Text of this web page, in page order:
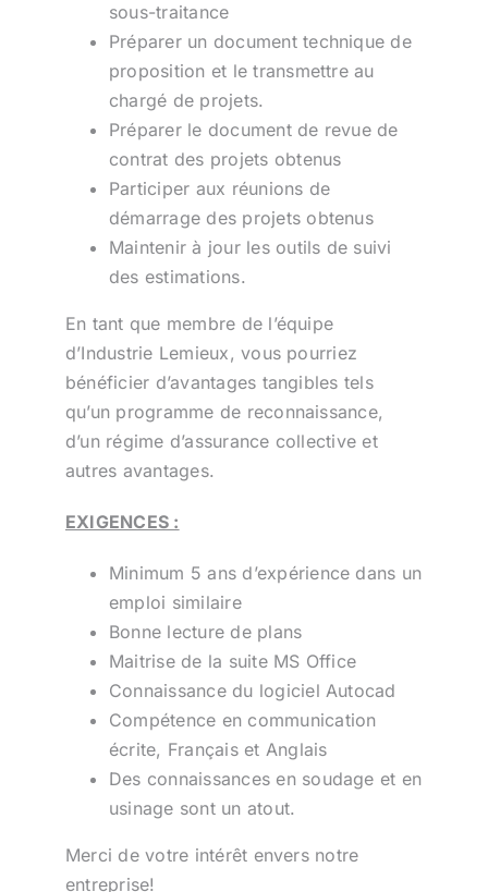
sous-traitance
Préparer un document technique de
proposition et le transmettre au
chargé de projets.
Préparer le document de revue de
contrat des projets obtenus
Participer aux réunions de
démarrage des projets obtenus
Maintenir à jour les outils de suivi
des estimations.
En tant que membre de l’équipe
d’Industrie Lemieux, vous pourriez
bénéficier d’avantages tangibles tels
qu’un programme de reconnaissance,
d’un régime d’assurance collective et
autres avantages.
EXIGENCES :
Minimum 5 ans d’expérience dans un
emploi similaire
Bonne lecture de plans
Maitrise de la suite MS Office
Connaissance du logiciel Autocad
Compétence en communication
écrite, Français et Anglais
Des connaissances en soudage et en
usinage sont un atout.
Merci de votre intérêt envers notre
entreprise!